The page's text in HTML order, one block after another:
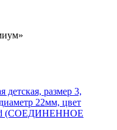
детская, размер 3,
22мм, цвет
(СОЕДИНЕННОЕ